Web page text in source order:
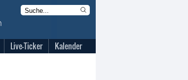
Live-Ticker Kalender